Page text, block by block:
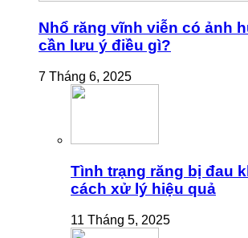
Nhổ răng vĩnh viễn có ảnh
cần lưu ý điều gì?
7 Tháng 6, 2025
Tình trạng răng bị đau
cách xử lý hiệu quả
11 Tháng 5, 2025